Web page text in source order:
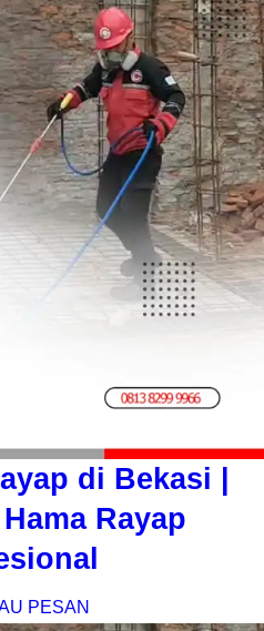
di Bekasi |
Rayap
PESAN